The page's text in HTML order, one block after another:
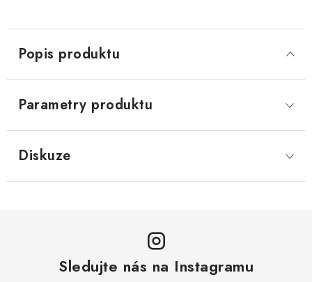
SUŠENÉ OVOCE / MERUŇKY SÍŘENÉ / MERUŇKY
LYOFILIZOVANÉ OVOCE / MANGO
LYOFILIZOVANÉ OVOCE / JAHODY
OŘECHY PRAŽENÉ, SOLENÉ A DOCHUCENÉ /
PISTÁCIE PRAŽENÉ SOLENÉ
Popis produktu
Parametry produktu
Diskuze
Sledujte nás na Instagramu